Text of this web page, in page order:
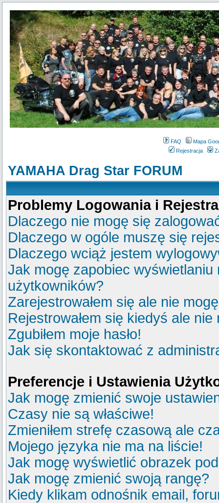
FAQ
Mapa
Rejestracja
YAMAHA Drag Star FORUM
Problemy Logowania i
Dlaczego nie mogę się
Dlaczego w ogóle muszę się
Dlaczego wciąż jestem
Jak mogę zapobiec
użytkowników?
Zarejestrowałem się ale nie
Rejestrowałem się kiedyś ale
Zgubiłem moje hasło!
Jak się skontaktować z
Preferencje i Ustawienia
Jak mogę zmienić swoje
Czasy nie są właściwe!
Zmieniłem strefę czasową ale
Mojego języka nie ma na liście!
Jak mogę wyświetlić obrazek
Jak mogę zmienić swoją rangę?
Kiedy klikam odnośnik email,